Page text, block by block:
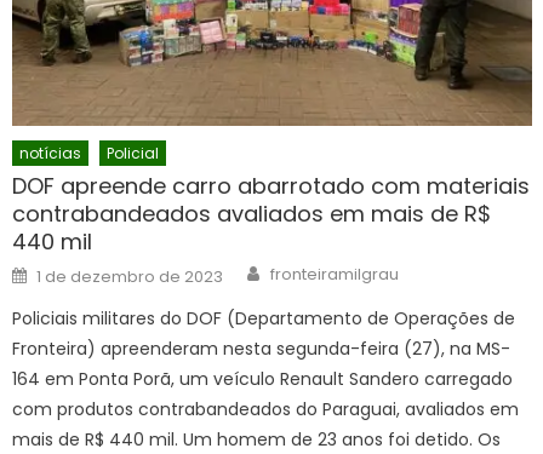
notícias Policial
DOF apreende carro abarrotado com materiais
contrabandeados avaliados em mais de R$
440 mil
Posted
on
1 de dezembro de 2023 Author
fronteiramilgrau
Policiais militares do DOF (Departamento de Operações de
Fronteira) apreenderam nesta segunda-feira (27), na MS-
164 em Ponta Porã, um veículo Renault Sandero carregado
com produtos contrabandeados do Paraguai, avaliados em
mais de R$ 440 mil. Um homem de 23 anos foi detido. Os